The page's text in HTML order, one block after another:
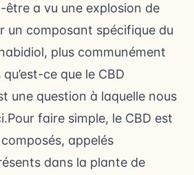
être a vu une explosion de
un composant spécifique du
plus communément
qu’est-ce que le CBD
une question à laquelle nous
faire simple, le CBD est
appelés
dans la plante de